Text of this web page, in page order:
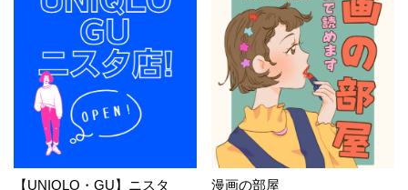
【UNIQLO・GU】ニスタ
漫画の部屋